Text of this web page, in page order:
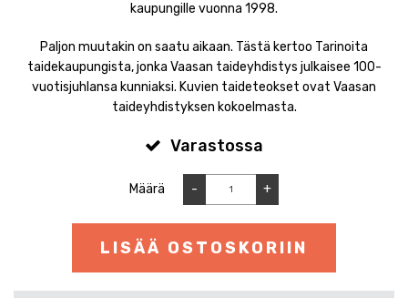
kaupungille vuonna 1998.
Paljon muutakin on saatu aikaan. Tästä kertoo Tarinoita
taidekaupungista, jonka Vaasan taideyhdistys julkaisee 100-
vuotisjuhlansa kunniaksi. Kuvien taideteokset ovat Vaasan
taideyhdistyksen kokoelmasta.
Varastossa
Määrä - +
LISÄÄ OSTOSKORIIN